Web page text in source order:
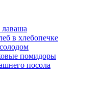
в хлебопечке
помидоры
посола